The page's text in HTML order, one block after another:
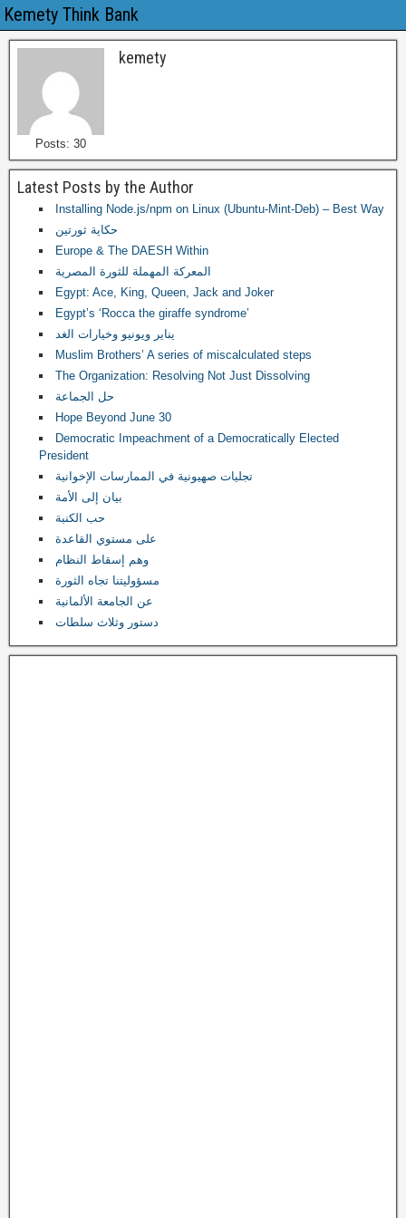
Kemety Think Bank
Posts: 30
kemety
Latest Posts by the Author
Installing Node.js/npm on Linux (Ubuntu-Mint-Deb) – Best Way
حكاية ثورتين
Europe & The DAESH Within
المعركة المهملة للثورة المصرية
Egypt: Ace, King, Queen, Jack and Joker
Egypt’s ‘Rocca the giraffe syndrome’
يناير ويونيو وخيارات الغد
Muslim Brothers’ A series of miscalculated steps
The Organization: Resolving Not Just Dissolving
حل الجماعة
Hope Beyond June 30
Democratic Impeachment of a Democratically Elected
President
تجليات صهيونية في الممارسات الإخوانية
بيان إلى الأمة
حب الكنبة
على مستوي القاعدة
وهم إسقاط النظام
مسؤوليتنا تجاه الثورة
عن الجامعة الألمانية
دستور وثلاث سلطات